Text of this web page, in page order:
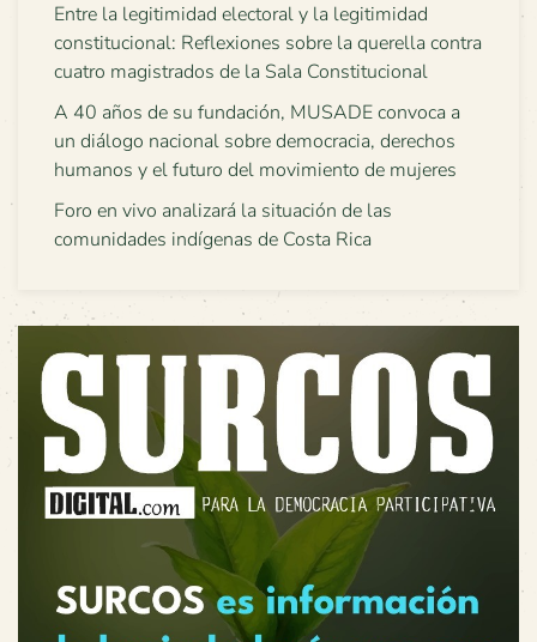
Entre la legitimidad electoral y la legitimidad
constitucional: Reflexiones sobre la querella contra
cuatro magistrados de la Sala Constitucional
A 40 años de su fundación, MUSADE convoca a
un diálogo nacional sobre democracia, derechos
humanos y el futuro del movimiento de mujeres
Foro en vivo analizará la situación de las
comunidades indígenas de Costa Rica